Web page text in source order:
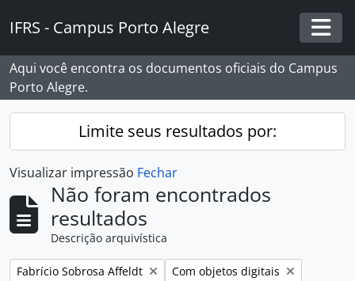
IFRS - Campus Porto Alegre
Aqui você encontra os documentos oficiais do Campus
Porto Alegre.
Limite seus resultados por:
Visualizar impressão Fechar
Não foram encontrados
resultados
Descrição arquivística
Remover filtro:
Fabrício Sobrosa Affeldt Remover filtro:
Com objetos digitais